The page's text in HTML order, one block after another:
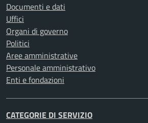
Documenti e dati
Uffici
Organi di governo
Politici
Aree amministrative
Personale amministrativo
Enti e fondazioni
CATEGORIE DI SERVIZIO